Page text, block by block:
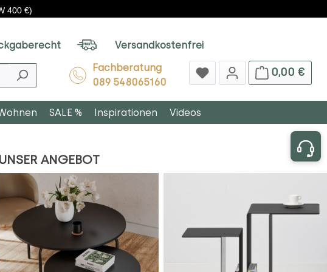
400 €)
Versandkostenfrei
Fachberatung
089 548065160
0,00 €
SALE % Inspirationen Videos
ANGEBOT